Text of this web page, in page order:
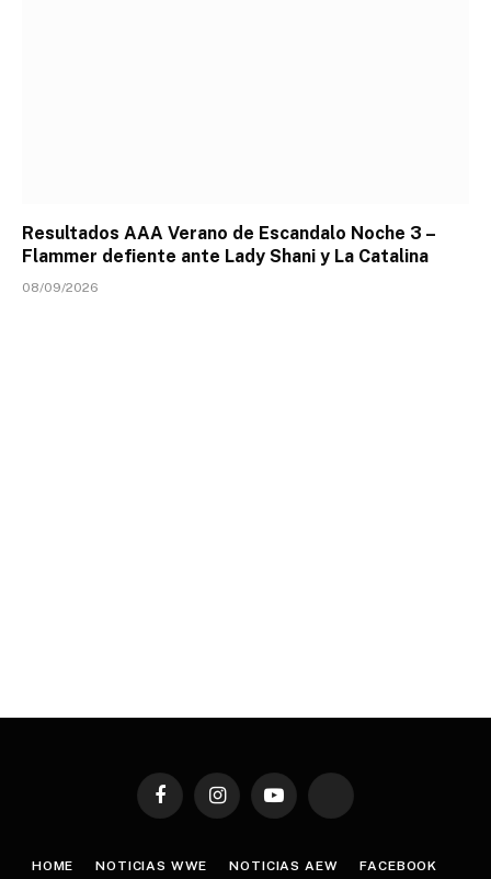
Resultados AAA Verano de Escandalo Noche 3 –
Flammer defiente ante Lady Shani y La Catalina
08/09/2026
FacebookInstagramYouTube TikTok
HOME NOTICIAS WWE NOTICIAS AEW FACEBOOK